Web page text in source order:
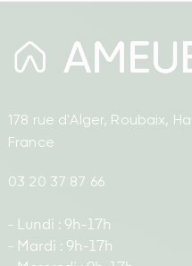
178 rue d'Alger, Roubaix,
France
03 20 37 87 66
- Lundi : 9h-17h
- Mardi : 9h-17h